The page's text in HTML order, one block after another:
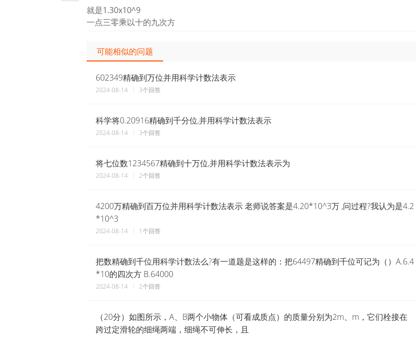
就是1.30x10^9
一点三零乘以十的九次方
可能相似的问题
602349精确到万位并用科学计数法表示
2024-08-14 3个回答
科学将0.20916精确到千分位,并用科学计数法表示
2024-08-14 3个回答
将七位数1234567精确到十万位,并用科学计数法表示为
2024-08-14 2个回答
4200万精确到百万位并用科学计数法表示 老师说答案是4.20*10^3万 ,问过程?我认为是4.2
*10^3
2024-08-14 1个回答
把数精确到千位用科学计数法么?有一道题是这样的：把64497精确到千位可记为（）A.6.4
*10的四次方 B.64000
2024-08-14 2个回答
（20分）如图所示，A、B两个小物体（可看成质点）的质量分别为2m、m，它们栓接在
跨过定滑轮的细绳两端，细绳不可伸长，且